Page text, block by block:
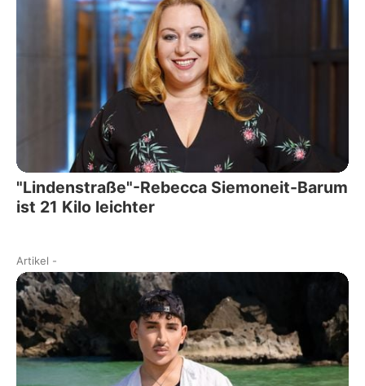
"Lindenstraße"-Rebecca Siemoneit-Barum
ist 21 Kilo leichter
Artikel -